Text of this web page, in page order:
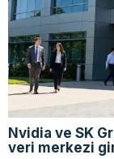
Nvidia ve SK
veri merkezi